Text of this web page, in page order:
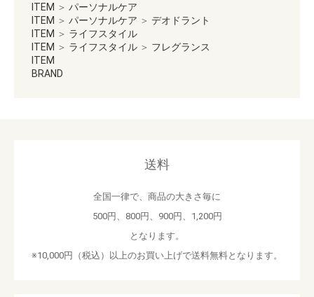
ITEM ＞ パーソナルケア
ITEM ＞ パーソナルケア ＞ デオドラント
ITEM ＞ ライフスタイル
ITEM ＞ ライフスタイル ＞ フレグランス
ITEM
BRAND
送料
全国一律で、商品の大きさ毎に
500円、800円、900円、1,200円
となります。
※10,000円（税込）以上のお買い上げで送料無料となります。